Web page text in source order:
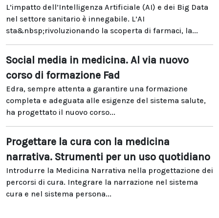
L’impatto dell’Intelligenza Artificiale (AI) e dei Big Data
nel settore sanitario è innegabile. L’AI
sta&nbsp;rivoluzionando la scoperta di farmaci, la...
Social media in medicina. Al via nuovo
corso di formazione Fad
Edra, sempre attenta a garantire una formazione
completa e adeguata alle esigenze del sistema salute,
ha progettato il nuovo corso...
Progettare la cura con la medicina
narrativa. Strumenti per un uso quotidiano
Introdurre la Medicina Narrativa nella progettazione dei
percorsi di cura. Integrare la narrazione nel sistema
cura e nel sistema persona...